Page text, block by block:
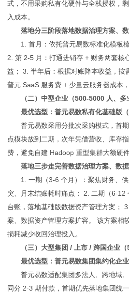
式，不用采购私有化硬件与全栈授权，
入成本。
落地分三阶段落地数据治理方案、
1. 首月：依托普元易数标准化模板
2. 第 2-5 月：打通进销存 + 财务两套核
益； 3. 半年后：根据对账降本收益，按
普元 SaaS 服务费 + 少量云服务器成本
（二）中型企业（500-5000 人、
最优选型：普元易数私有化基础版
普元易数采用分批次采购模式，首
点模块放到二期，次年凭借营收、库存
费，避免自建 Hadoop 重型集群大额硬件
落地三步走完善数据治理方案、数
1. 一期（3-6 个月）：聚焦财务、
突、月末结账耗时痛点； 2. 二期（6-
台账，落地基础版数据资产管理方案；
案、数据资产管理方案扩容。 该方案相
损耗减少收回治理投入。
（三）大型集团 / 上市 / 跨国企业
最优选型：普元易数集团集约化企
普元易数适配集团多法人、跨地域
同分 2-3 期付款，首期优先落地集团统